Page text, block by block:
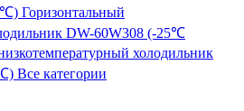
Горизонтальный
DW-60W308 (-25℃
холодильник
Все категории